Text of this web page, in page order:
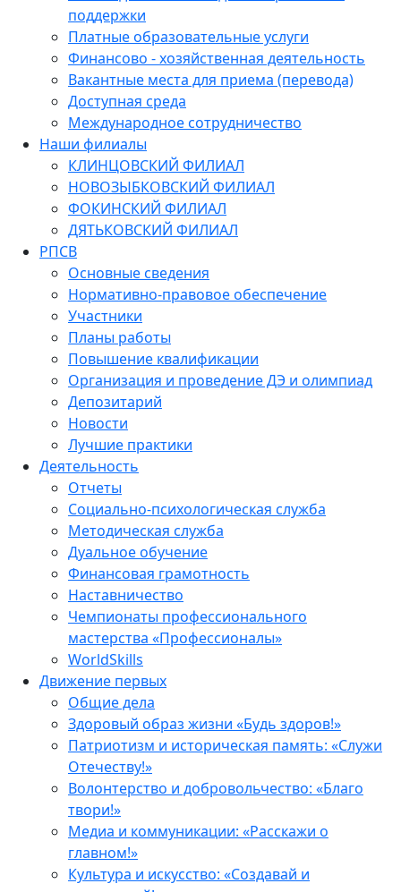
поддержки
Платные образовательные услуги
Финансово - хозяйственная деятельность
Вакантные места для приема (перевода)
Доступная среда
Международное сотрудничество
Наши филиалы
КЛИНЦОВСКИЙ ФИЛИАЛ
НОВОЗЫБКОВСКИЙ ФИЛИАЛ
ФОКИНСКИЙ ФИЛИАЛ
ДЯТЬКОВСКИЙ ФИЛИАЛ
РПСВ
Основные сведения
Нормативно-правовое обеспечение
Участники
Планы работы
Повышение квалификации
Организация и проведение ДЭ и олимпиад
Депозитарий
Новости
Лучшие практики
Деятельность
Отчеты
Социально-психологическая служба
Методическая служба
Дуальное обучение
Финансовая грамотность
Наставничество
Чемпионаты профессионального
мастерства «Профессионалы»
WorldSkills
Движение первых
Общие дела
Здоровый образ жизни «Будь здоров!»
Патриотизм и историческая память: «Служи
Отечеству!»
Волонтерство и добровольчество: «Благо
твори!»
Медиа и коммуникации: «Расскажи о
главном!»
Культура и искусство: «Создавай и